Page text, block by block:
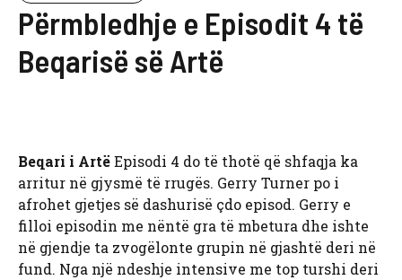
Përmbledhje e Episodit 4 të
Beqarisë së Artë
Beqari i ArtëEpisodi 4 do të thotë që shfaqja ka
arritur në gjysmë të rrugës. Gerry Turner po i
afrohet gjetjes së dashurisë çdo episod. Gerry e
filloi episodin me nëntë gra të mbetura dhe ishte
në gjendje ta zvogëlonte grupin në gjashtë deri në
fund. Nga një ndeshje intensive me top turshi deri